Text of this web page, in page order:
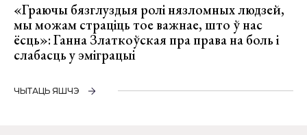
«Граючы бязглуздыя ролі нязломных людзей,
мы можам страціць тое важнае, што ў нас
ёсць»: Ганна Златкоўская пра права на боль і
слабасць у эміграцыі
ЧЫТАЦЬ ЯШЧЭ